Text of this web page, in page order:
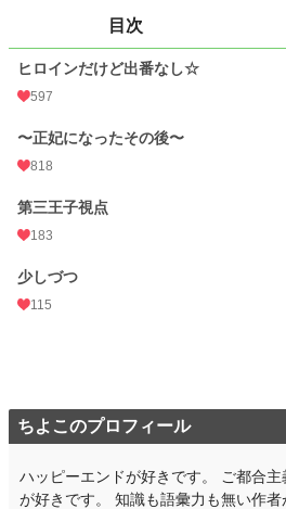
161
24h.ポイント 7 pt
文字数
更新日時 2026.03.08 21:01
初回公開日時
週間ポイント 49 pt (46,319 位)
年間ポイント
目次
ヒロインだけど出番なし☆
597
〜正妃になったその後〜
818
第三王子視点
183
少しづつ
115
ちよこのプロフィール
ハッピーエンドが好きです。 ご都合
が好きです。 知識も語彙力も無い作